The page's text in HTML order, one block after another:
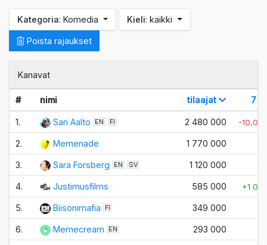
Kategoria: Komedia Kieli: kaikki
Poista rajaukset
Kanavat
# nimi tilaajat 7
1. Sari Aalto EN FI 2 480 000 -
2. Memenade 1 770 000
3. Sara Forsberg EN SV 1 120 000
4. Justimusfilms 585 000 +1
5. Biisonimafia FI 349 000
6. Memecream EN 293 000